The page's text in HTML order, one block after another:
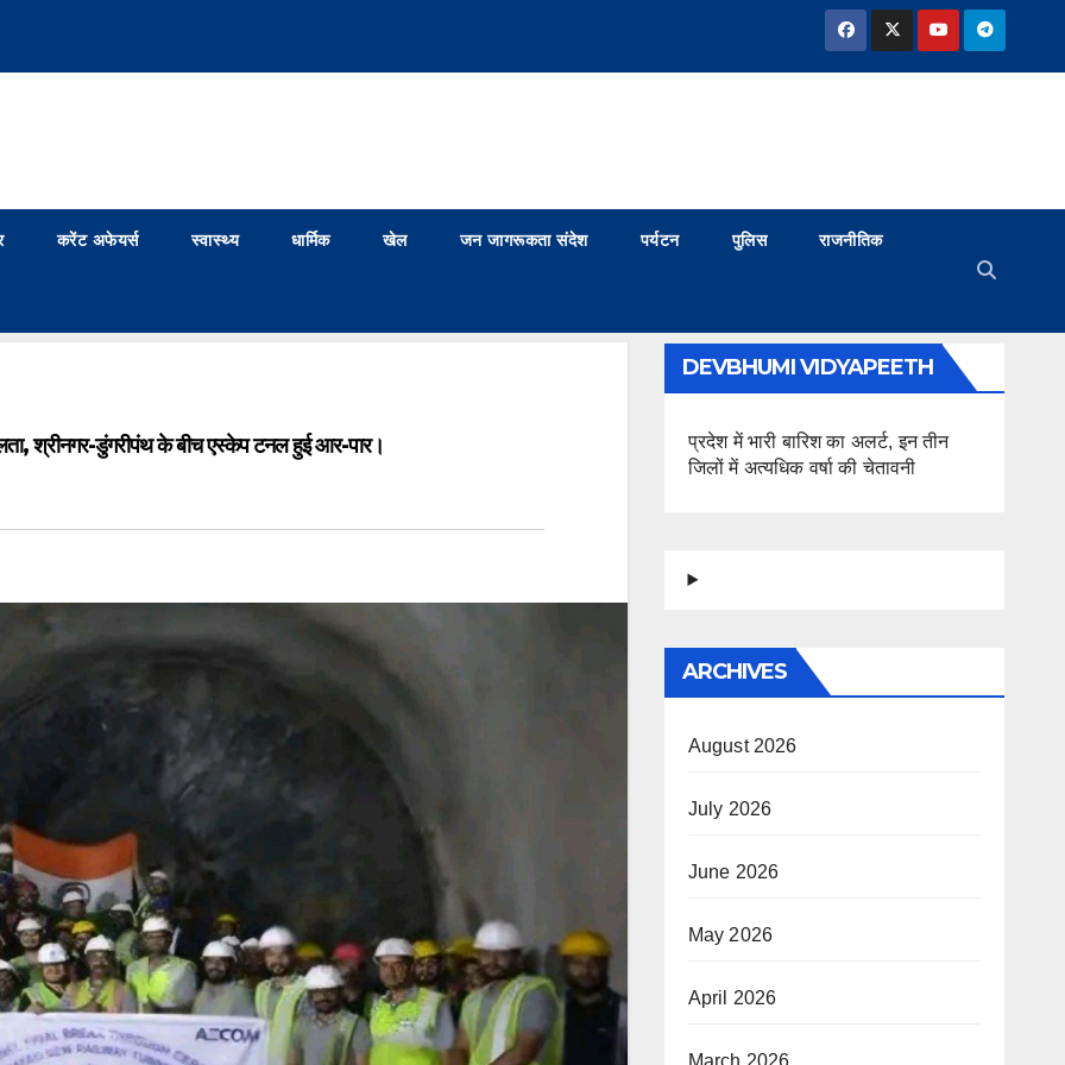
करेंट अफेयर्स स्वास्थ्य धार्मिक खेल जन जागरूकता संदेश पर्यटन पुलिस राजनीतिक
श्रीनगर-डुंगरीपंथ के बीच एस्केप टनल हुई आर-पार।
DEVBHUMI VIDYAPEETH
प्रदेश में भारी बारिश का अलर्ट, इन तीन
जिलों में अत्यधिक वर्षा की चेतावनी
ARCHIVES
August 2026
July 2026
June 2026
May 2026
April 2026
March 2026